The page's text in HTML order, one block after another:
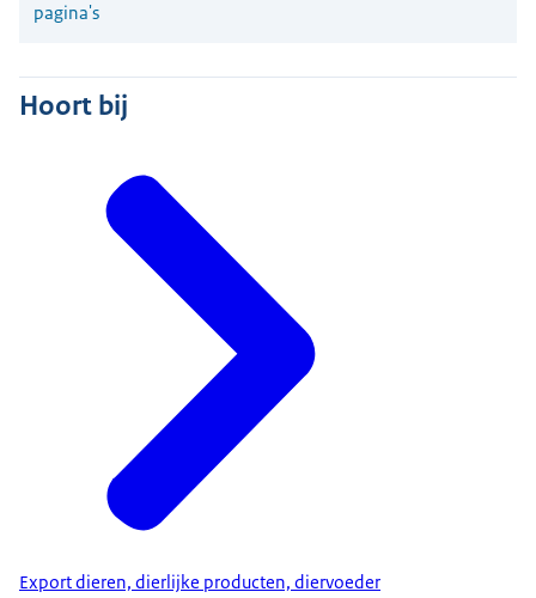
pagina's
Hoort bij
Export dieren, dierlijke producten, diervoeder